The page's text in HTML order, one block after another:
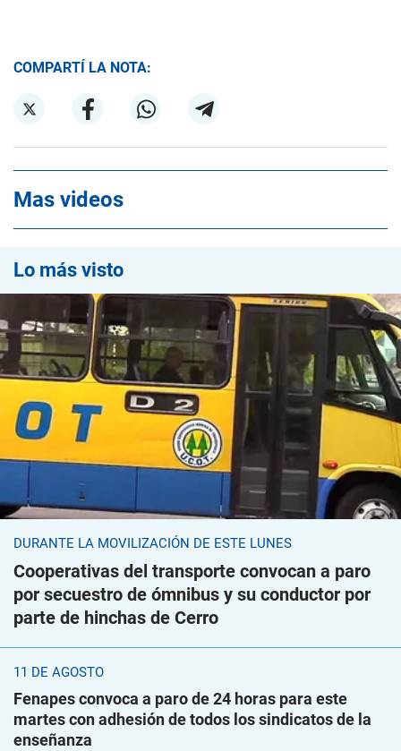
COMPARTÍ LA NOTA:
Mas videos
Lo más visto
DURANTE LA MOVILIZACIÓN DE ESTE LUNES
Cooperativas del transporte convocan a paro
por secuestro de ómnibus y su conductor por
parte de hinchas de Cerro
11 DE AGOSTO
Fenapes convoca a paro de 24 horas para este
martes con adhesión de todos los sindicatos de la
enseñanza